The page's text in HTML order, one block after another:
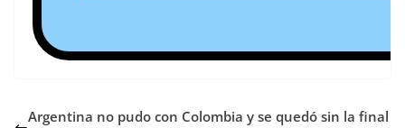
Argentina no pudo con Colombia y se quedó sin la final